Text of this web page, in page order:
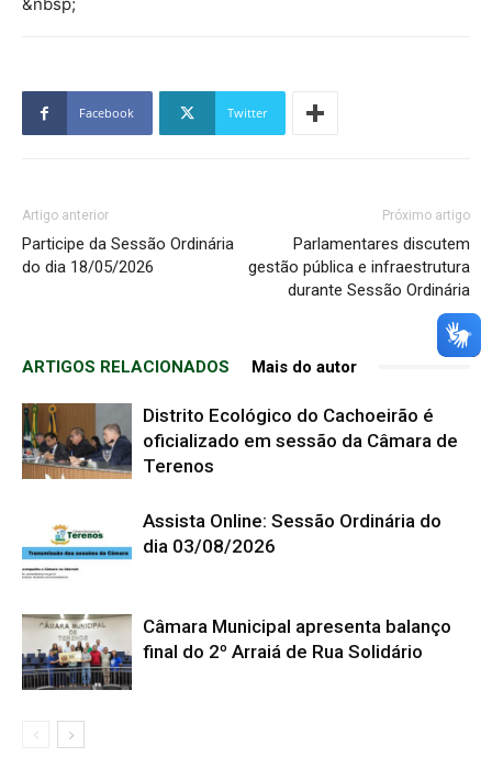
Facebook Twitter
Artigo anterior
Participe da Sessão Ordinária
do dia 18/05/2026
Próximo artigo
Parlamentares discutem
gestão pública e infraestrutura
durante Sessão Ordinária
ARTIGOS RELACIONADOS Mais do autor
Distrito Ecológico do Cachoeirão é
oficializado em sessão da Câmara de
Terenos
Assista Online: Sessão Ordinária do
dia 03/08/2026
Câmara Municipal apresenta balanço
final do 2º Arraiá de Rua Solidário